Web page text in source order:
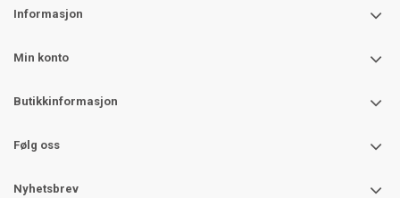
Informasjon
Min konto
Butikkinformasjon
Følg oss
Nyhetsbrev